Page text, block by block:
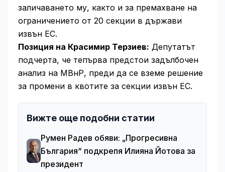
заличаването му, както и за премахване на
ограничението от 20 секции в държави
извън ЕС.
Позиция на Красимир Терзиев: Депутатът
подчерта, че тепърва предстои задълбочен
анализ на МВнР, преди да се вземе решение
за промени в квотите за секции извън ЕС.
Вижте още подобни статии
Румен Радев обяви: „Прогресивна
България“ подкрепя Илияна Йотова за
президент